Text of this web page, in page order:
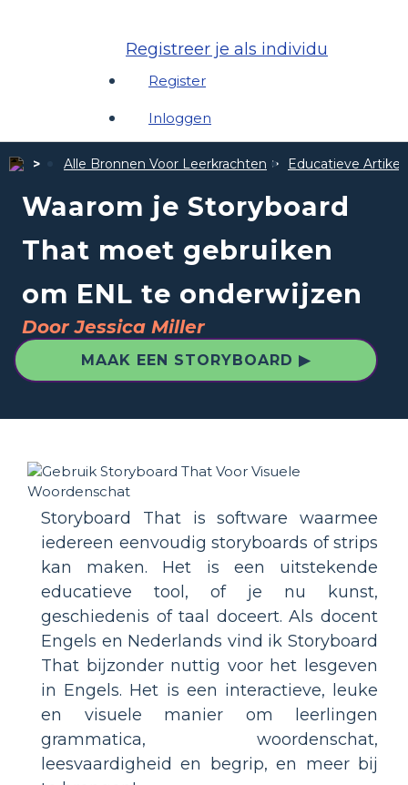
Registreer je als individu
Register
Inloggen
Alle Bronnen Voor Leerkrachten Educatieve
Waarom je Storyboard
That moet gebruiken
om ENL te onderwijzen
Door Jessica Miller
MAAK EEN STORYBOARD ▶
Storyboard That is software waarmee
iedereen eenvoudig storyboards of strips
kan maken. Het is een uitstekende
educatieve tool, of je nu kunst,
geschiedenis of taal doceert. Als docent
Engels en Nederlands vind ik Storyboard
That bijzonder nuttig voor het lesgeven
in Engels. Het is een interactieve, leuke
en visuele manier om leerlingen
grammatica, woordenschat,
leesvaardigheid en begrip, en meer bij